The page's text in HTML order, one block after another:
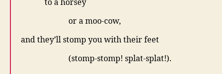
to a horsey
or a moo-cow,
and they’ll stomp you with their feet
(stomp-stomp! splat-splat!).